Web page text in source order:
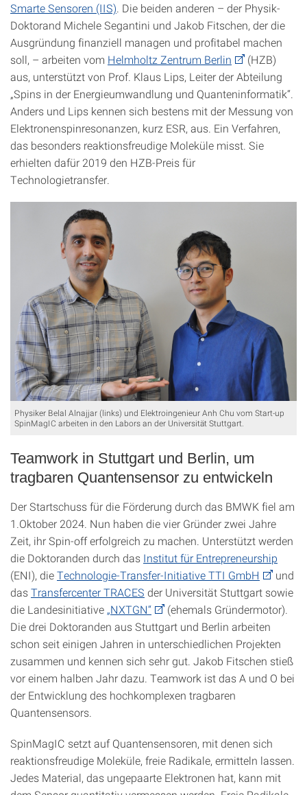
Smarte Sensoren (IIS) . Die beiden anderen – der Physik-
Doktorand Michele Segantini und Jakob Fitschen, der die
Ausgründung finanziell managen und profitabel machen
soll, – arbeiten vom Helmholtz Zentrum Berlin
(HZB)
aus, unterstützt von Prof. Klaus Lips, Leiter der Abteilung
„Spins in der Energieumwandlung und Quanteninformatik“.
Anders und Lips kennen sich bestens mit der Messung von
Elektronenspinresonanzen, kurz ESR, aus. Ein Verfahren,
das besonders reaktionsfreudige Moleküle misst. Sie
erhielten dafür 2019 den HZB-Preis für
Technologietransfer.
Physiker Belal Alnajjar (links) und Elektroingenieur Anh Chu vom Start-up
SpinMagIC arbeiten in den Labors an der Universität Stuttgart.
Teamwork in Stuttgart und Berlin, um
tragbaren Quantensensor zu entwickeln
Der Startschuss für die Förderung durch das BMWK fiel am
1.Oktober 2024. Nun haben die vier Gründer zwei Jahre
Zeit, ihr Spin-off erfolgreich zu machen. Unterstützt werden
die Doktoranden durch das Institut für Entrepreneurship
(ENI), dieTechnologie-Transfer-Initiative TTI GmbH
und
dasTransfercenter TRACES der Universität Stuttgart sowie
die Landesinitiative „NXTGN“
(ehemals Gründermotor).
Die drei Doktoranden aus Stuttgart und Berlin arbeiten
schon seit einigen Jahren in unterschiedlichen Projekten
zusammen und kennen sich sehr gut. Jakob Fitschen stieß
vor einem halben Jahr dazu. Teamwork ist das A und O bei
der Entwicklung des hochkomplexen tragbaren
Quantensensors.
SpinMagIC setzt auf Quantensensoren, mit denen sich
reaktionsfreudige Moleküle, freie Radikale, ermitteln lassen.
Jedes Material, das ungepaarte Elektronen hat, kann mit